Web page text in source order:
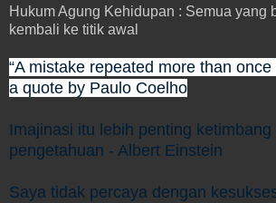
Hukum Agung Kehidupan : Semua yang
kembali ke titik awal
“A mistake repeated more than
a quote by Paulo Coelho
Imajinasi itu lebih penting ketimbang
pengetahuan - Albert Einstein
Saya tidak percaya dengan